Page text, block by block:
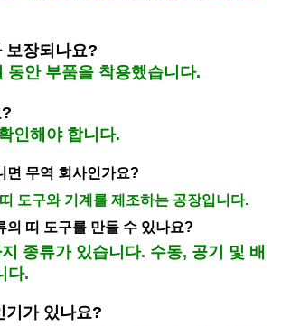
보장되나요?
동안 부품을 착용했습니다.
인해야 합니다.
면 무역 회사인가요?
도구와 기계를 제조하는 공장입니다.
의 띠 도구를 만들 수 있나요?
종류가 있습니다. 수동, 공기 및 배
다.
기가 있나요?